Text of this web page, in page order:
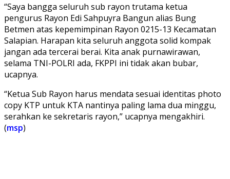
“Saya bangga seluruh sub rayon trutama ketua
pengurus Rayon Edi Sahpuyra Bangun alias Bung
Betmen atas kepemimpinan Rayon 0215-13 Kecamatan
Salapian. Harapan kita seluruh anggota solid kompak
jangan ada tercerai berai. Kita anak purnawirawan,
selama TNI-POLRI ada, FKPPI ini tidak akan bubar,
ucapnya.
“Ketua Sub Rayon harus mendata sesuai identitas photo
copy KTP untuk KTA nantinya paling lama dua minggu,
serahkan ke sekretaris rayon,” ucapnya mengakhiri.
(msp)